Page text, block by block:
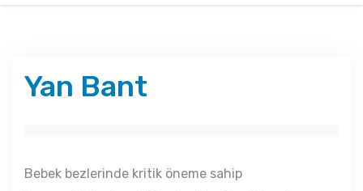
Yan Bant
Bebek bezlerinde kritik öneme sahip